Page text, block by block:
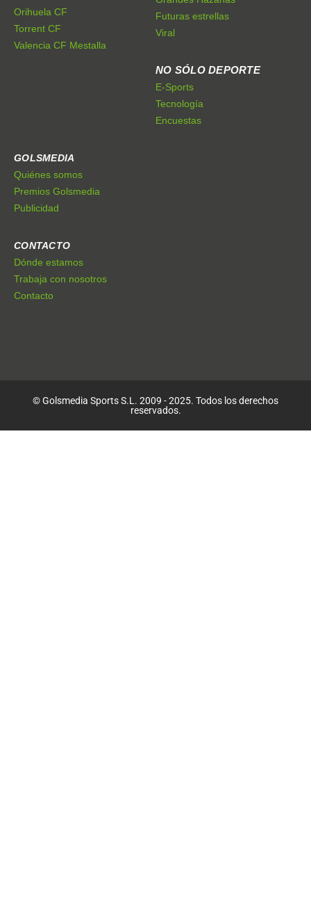
Orihuela CF
Torrent CF
Valencia CF Mestalla
Futuras estrellas
Viral
NO SÓLO DEPORTE
E-Sports
Tecnología
Encuestas
GOLSMEDIA
Quiénes somos
Premios Golsmedia
Publicidad
CONTACTO
Dónde estamos
Trabaja con nosotros
Contacto
© Golsmedia Sports S.L. 2009 - 2025. Todos los derechos
reservados.